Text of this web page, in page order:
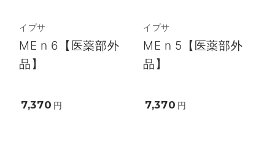
イプサ
ME n 6【医薬部外
品】
7,370 円
イプサ
ME n 5【医薬部外
品】
7,370 円